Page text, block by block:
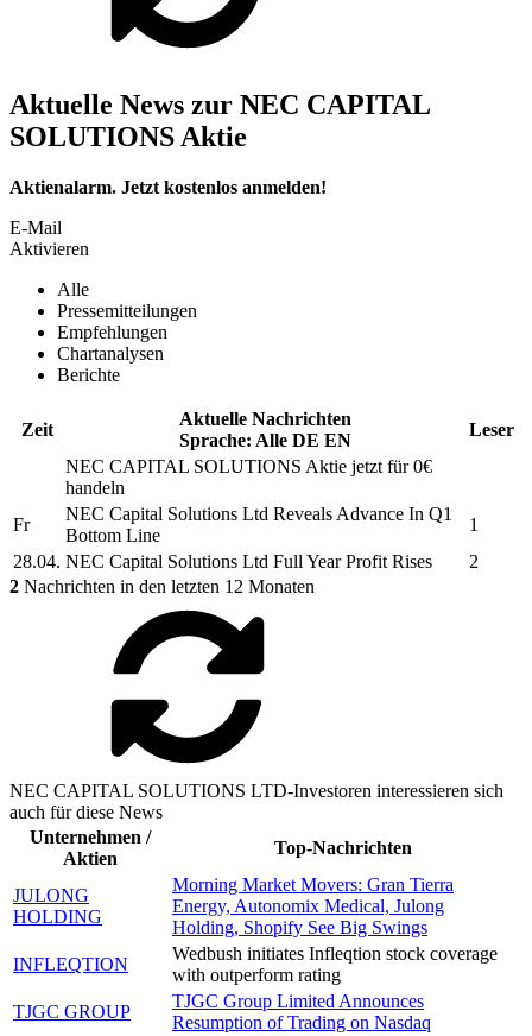
Aktuelle News zur NEC CAPITAL
SOLUTIONS Aktie
Aktienalarm. Jetzt kostenlos anmelden!
E-Mail
Aktivieren
Alle
Pressemitteilungen
Empfehlungen
Chartanalysen
Berichte
Zeit
Aktuelle Nachrichten
Sprache: Alle DE EN
Leser
NEC CAPITAL SOLUTIONS Aktie jetzt für 0€
handeln
Fr
NEC Capital Solutions Ltd Reveals Advance In Q1
Bottom Line
1
28.04. NEC Capital Solutions Ltd Full Year Profit Rises
2
2 Nachrichten in den letzten 12 Monaten
NEC CAPITAL SOLUTIONS LTD-Investoren interessieren sich
auch für diese News
Unternehmen /
Aktien
Top-Nachrichten
JULONG
HOLDING
Morning Market Movers: Gran Tierra
Energy, Autonomix Medical, Julong
Holding, Shopify See Big Swings
INFLEQTION
Wedbush initiates Infleqtion stock coverage
with outperform rating
TJGC GROUP
TJGC Group Limited Announces
Resumption of Trading on Nasdaq